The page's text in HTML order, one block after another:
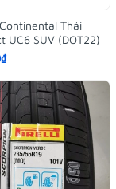
Thái
UC6 SUV (DOT22)